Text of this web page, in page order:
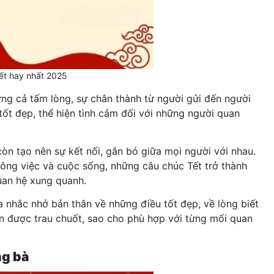
hay nhất 2025
cả tấm lòng, sự chân thành từ người gửi đến người
đẹp, thể hiện tình cảm đối với những người quan
tạo nên sự kết nối, gắn bó giữa mọi người với nhau.
việc và cuộc sống, những câu chúc Tết trở thành
hệ xung quanh.
nhở bản thân về những điều tốt đẹp, về lòng biết
được trau chuốt, sao cho phù hợp với từng mối quan
bà